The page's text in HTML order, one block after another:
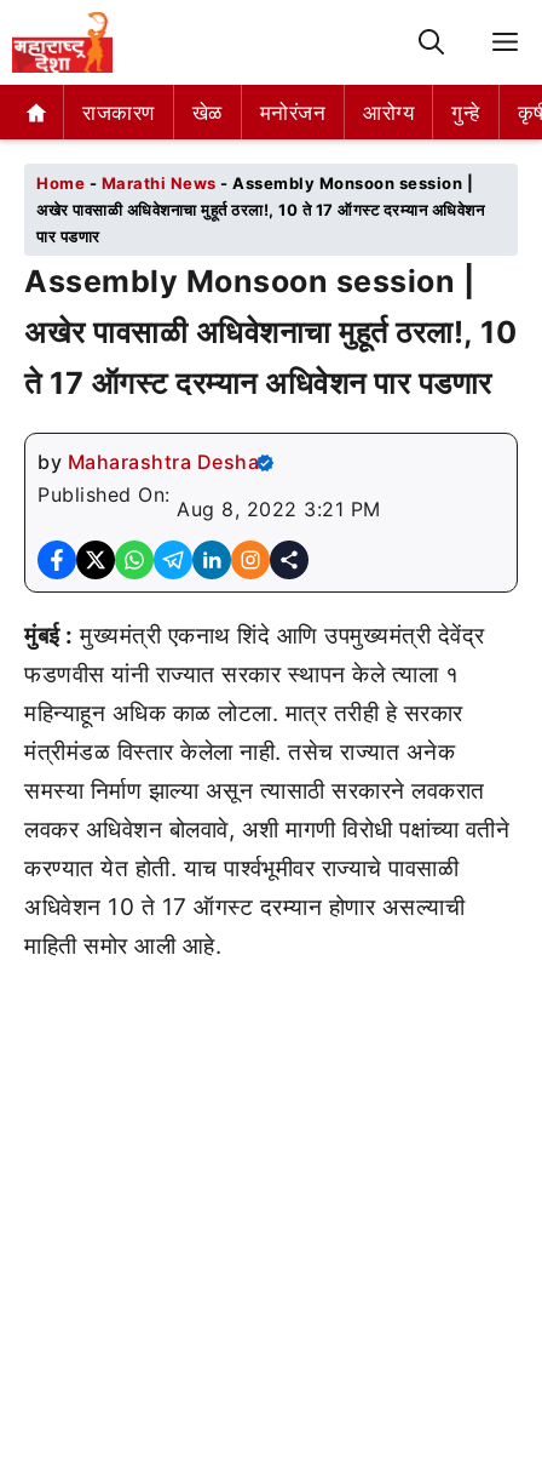
राजकारण खेळ मनोरंजन आरोग्य गुन्हे
राजकारण खेळ मनोरंजन आरोग्य गुन्हे
Home - Marathi News - Assembly Monsoon session |
अखेर पावसाळी अधिवेशनाचा मुहूर्त ठरला!, 10 ते 17 ऑगस्ट दरम्यान अधिवेशन
पार पडणार
Assembly Monsoon session |
अखेर पावसाळी अधिवेशनाचा मुहूर्त ठरला!, 10
ते 17 ऑगस्ट दरम्यान अधिवेशन पार पडणार
by Maharashtra Desha
Published On:
Aug 8, 2022 3:21 PM
मुंबई : मुख्यमंत्री एकनाथ शिंदे आणि उपमुख्यमंत्री देवेंद्र
फडणवीस यांनी राज्यात सरकार स्थापन केले त्याला १
महिन्याहून अधिक काळ लोटला. मात्र तरीही हे सरकार
मंत्रीमंडळ विस्तार केलेला नाही. तसेच राज्यात अनेक
समस्या निर्माण झाल्या असून त्यासाठी सरकारने लवकरात
लवकर अधिवेशन बोलवावे, अशी मागणी विरोधी पक्षांच्या वतीने
करण्यात येत होती. याच पार्श्वभूमीवर राज्याचे पावसाळी
अधिवेशन 10 ते 17 ऑगस्ट दरम्यान होणार असल्याची
माहिती समोर आली आहे.